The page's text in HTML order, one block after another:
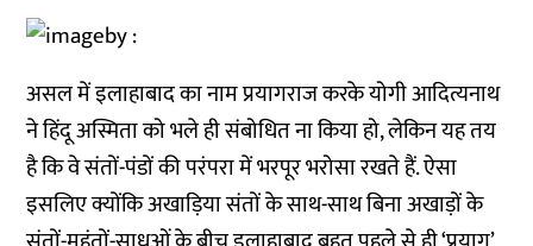
असल में इलाहाबाद का नाम प्रयागराज करके योगी आदित्यनाथ
ने हिंदू अस्मिता को भले ही संबोधित ना किया हो, लेकिन यह तय
है कि वे संतों-पंडों की परंपरा में भरपूर भरोसा रखते हैं. ऐसा
इसलिए क्योंकि अखाड़िया संतों के साथ-साथ बिना अखाड़ों के